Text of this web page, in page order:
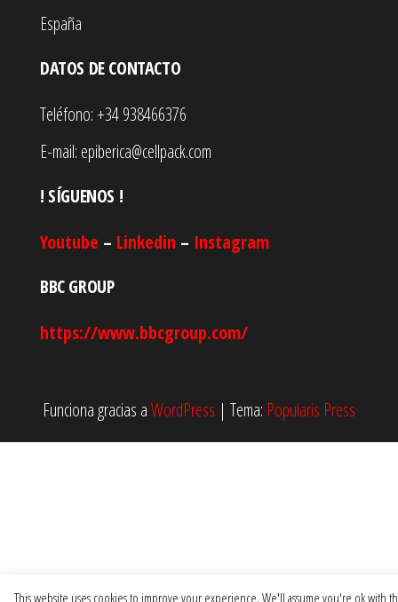
España
DATOS DE CONTACTO
Teléfono: +34 938466376
E-mail: epiberica@cellpack.com
! SÍGUENOS !
Youtube – Linkedin – Instagram
BBC GROUP
https://www.bbcgroup.com/
Funciona gracias aWordPress | Tema: Popularis Press
This website uses cookies to improve your experience. We'll assume you're ok with